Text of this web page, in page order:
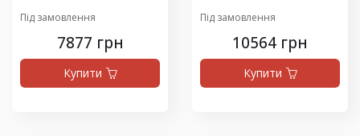
Під замовлення
7877 грн
Купити
Під замовлення
10564 грн
Купити